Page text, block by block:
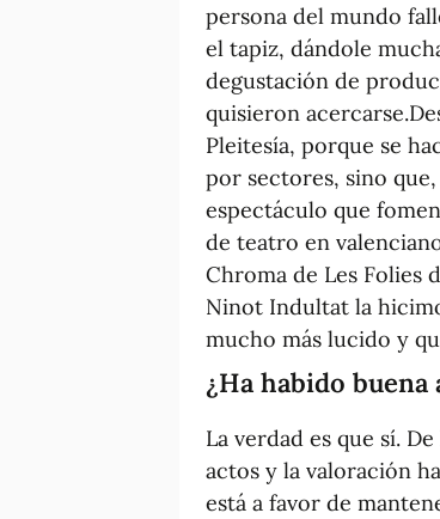
persona del mundo
el tapiz, dándole
degustación de
quisieron
Pleitesía, porque se
por sectores, sino
espectáculo que
de teatro en
Chroma de Les Folies
Ninot Indultat la
mucho más lucido y
¿Ha habido buena
La verdad es que sí.
actos y la valoración
está a favor de